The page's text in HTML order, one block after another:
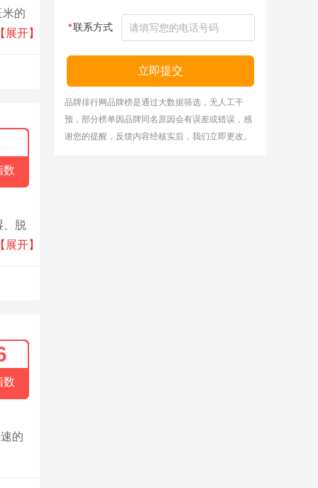
米的
要
【展开】
数
、脱
展
【展开】
数
的
*联系方式
立即提交
品牌排行网品牌榜是通过大数据筛选，无人工干
预，部分榜单因品牌同名原因会有误差或错误，感
谢您的提醒，反馈内容经核实后，我们立即更改。